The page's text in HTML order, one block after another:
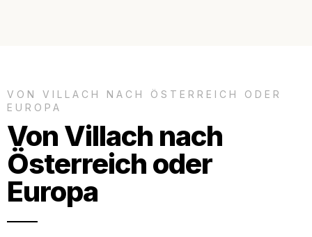
VON VILLACH NACH ÖSTERREICH ODER
EUROPA
Von Villach nach
Österreich oder
Europa